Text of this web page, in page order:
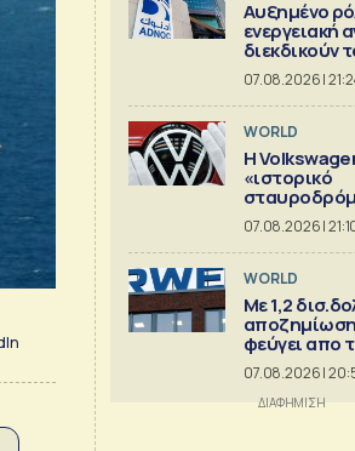
Αυξημένο
ενεργειακή
διεκδικούν
07.08.2026 |
WORLD
Η
«ιστορικό
οι
ελέγχουν
07.08.2026 |
WORLD
Με 1,2
αποζημίωση
φεύγει απο
07.08.2026 |